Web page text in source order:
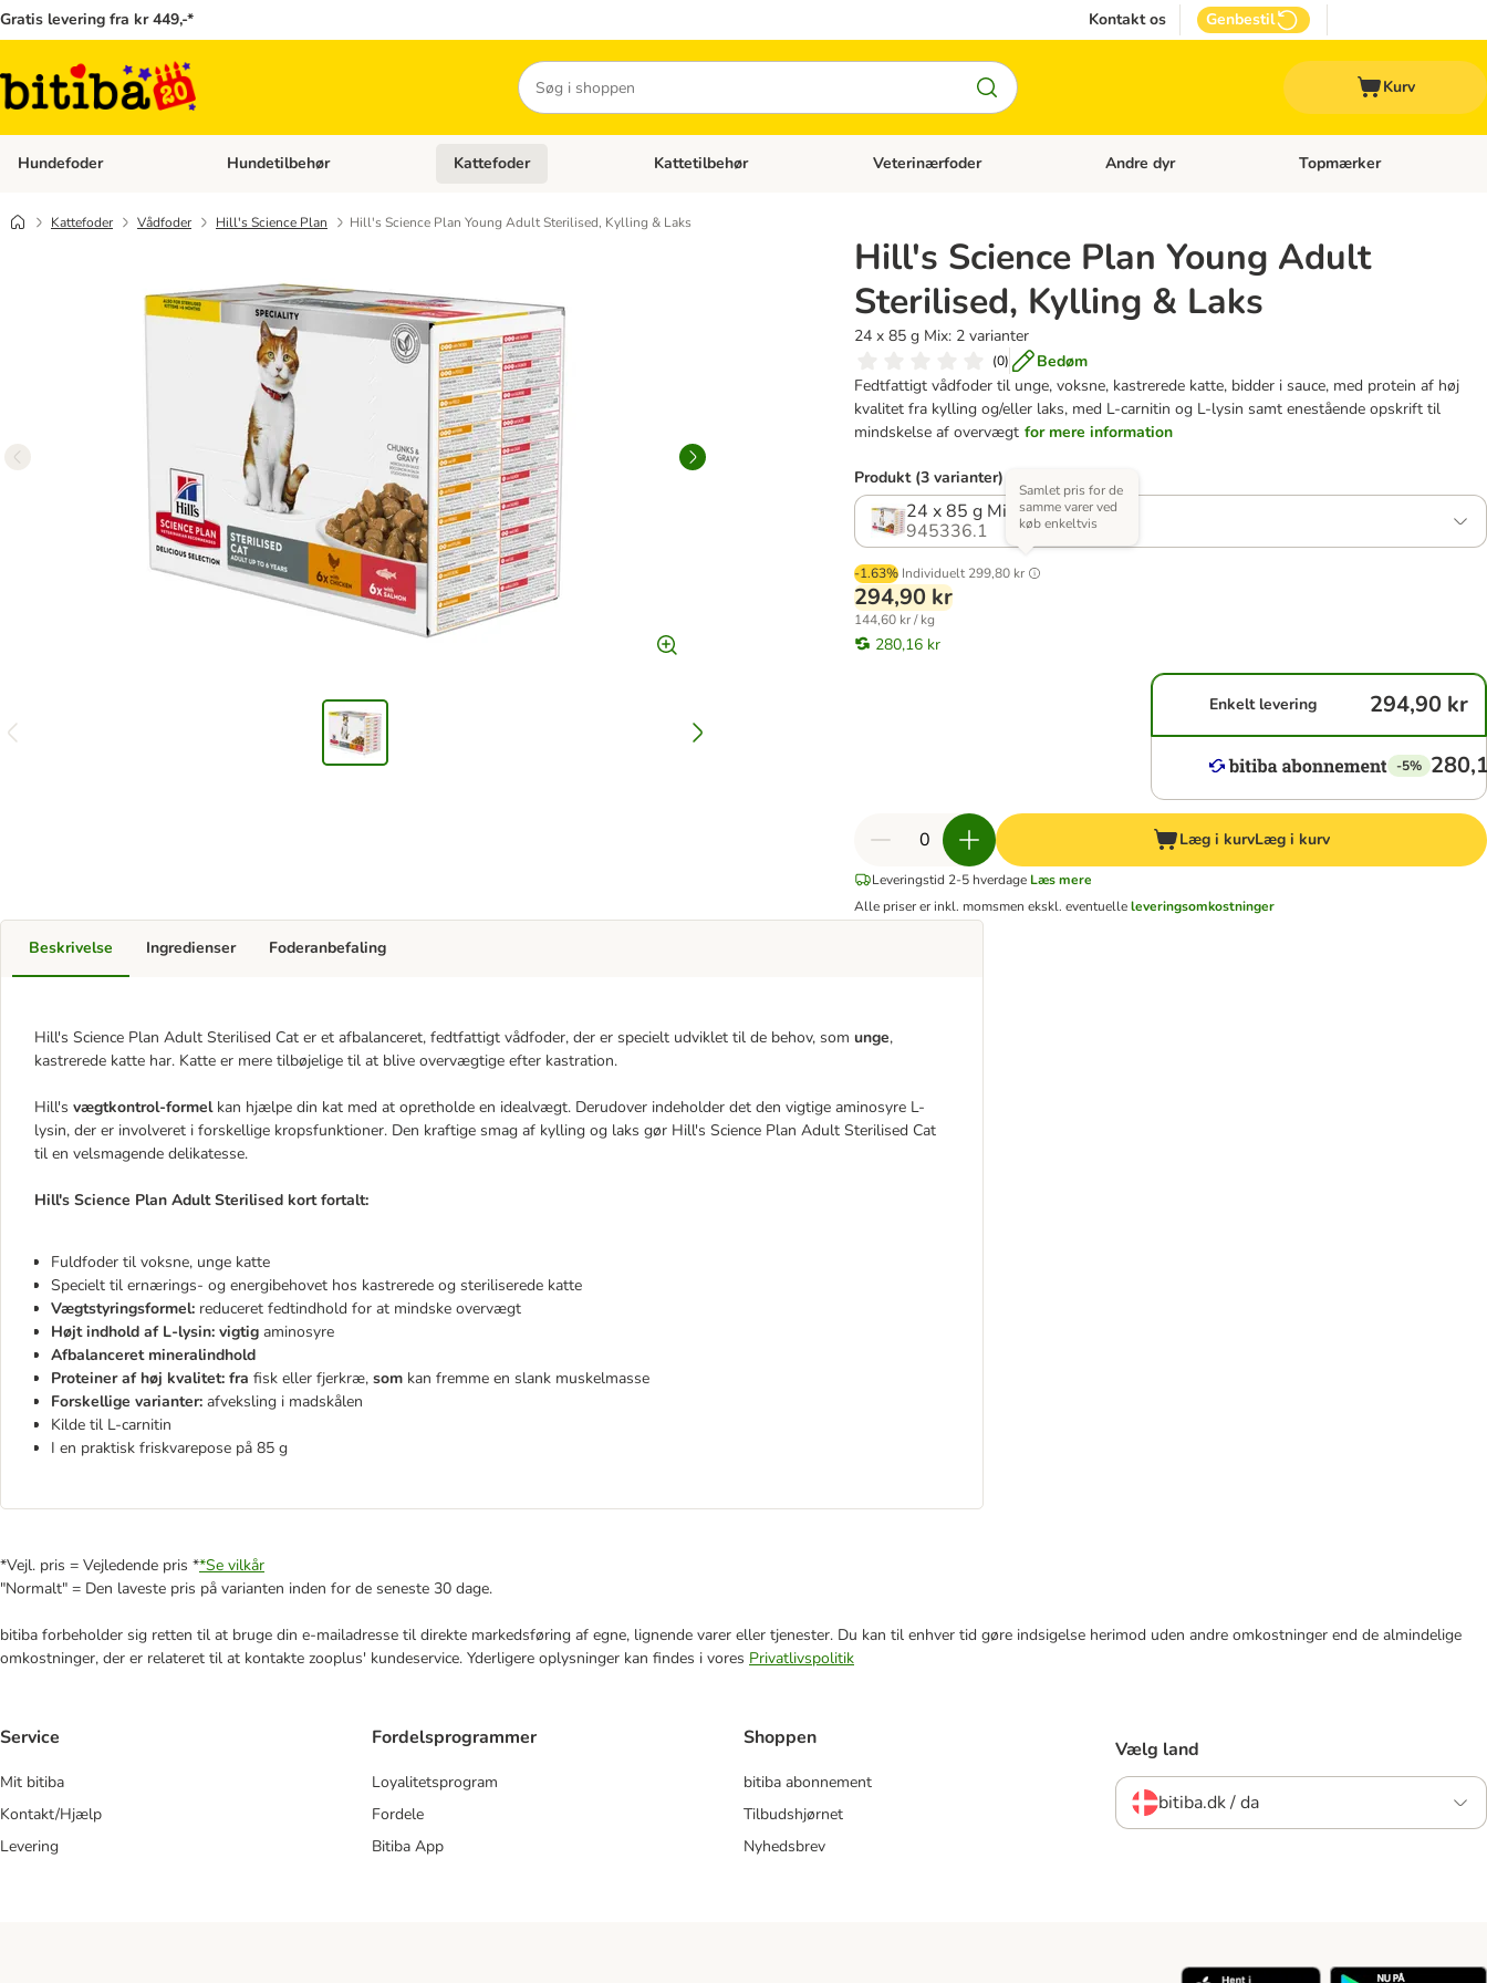
Gratis levering fra kr 449,-* Kontakt os Genbestil
Søg
Kurv
Hundefoder Åben kategori menu: Hundefoder
Hundetilbehør Åben kategori menu: Hundetilbehør
Kattefoder Åben kategori menu: Kattefoder
Kattetilbehør Åben kategori menu: Kattetilbehør
Veterinærfoder Åben kategori menu: Veterinærfoder
Andre dyr Åben kategori menu: Andre
Topmærker
Kattefoder Vådfoder Hill's Science Plan Hill's Science Plan Young Adult Sterilised, Kylling & Laks
Hill's Science Plan Young Adult
Sterilised, Kylling & Laks
24 x 85 g Mix: 2 varianter
(0)
Bedøm
Fedtfattigt vådfoder til unge, voksne, kastrerede katte, bidder i sauce, med protein af høj
kvalitet fra kylling og/eller laks, med L-carnitin og L-lysin samt enestående opskrift til
mindskelse af overvægt for mere information
Produkt (3 varianter)
24 x 85 g Mix: 2 varianter
945336.1
-1.63% Individuelt 299,80 kr
Samlet pris for de
samme varer ved
køb enkeltvis
294,90 kr
144,60 kr / kg
280,16 kr
Enkelt levering 294,90 kr
-5%
Læg i kurvLæg i kurv
Leveringstid 2-5 hverdage Læs mere
Alle priser er inkl. momsmen ekskl. eventuelleleveringsomkostninger
Beskrivelse
Hill's Science Plan Adult Sterilised Cat er et afbalanceret, fedtfattigt vådfoder, der er specielt udviklet til de behov, som unge,
kastrerede katte har. Katte er mere tilbøjelige til at blive overvægtige efter kastration.
Hill's vægtkontrol-formelkan hjælpe din kat med at opretholde en idealvægt. Derudover indeholder det den vigtige aminosyre L-
lysin, der er involveret i forskellige kropsfunktioner. Den kraftige smag af kylling og laks gør Hill's Science Plan Adult Sterilised Cat
til en velsmagende delikatesse.
Hill's Science Plan Adult Sterilised kort fortalt:
Fuldfoder til voksne, unge katte
Specielt til ernærings- og energibehovet hos kastrerede og steriliserede katte
Vægtstyringsformel: reduceret fedtindhold for at mindske overvægt
Højt indhold af L-lysin: vigtig aminosyre
Afbalanceret mineralindhold
Proteiner af høj kvalitet: fra fisk eller fjerkræ, som kan fremme en slank muskelmasse
Forskellige varianter: afveksling i madskålen
Kilde til L-carnitin
I en praktisk friskvarepose på 85 g
Ingredienser Foderanbefaling
*Vejl. pris = Vejledende pris **Se vilkår
"Normalt" = Den laveste pris på varianten inden for de seneste 30 dage.
bitiba forbeholder sig retten til at bruge din e-mailadresse til direkte markedsføring af egne, lignende varer eller tjenester. Du kan til enhver tid gøre indsigelse herimod uden andre omkostninger end de almindelige
omkostninger, der er relateret til at kontakte zooplus' kundeservice. Yderligere oplysninger kan findes i vores Privatlivspolitik
Service
Mit bitiba
Kontakt/Hjælp
Levering
Fordelsprogrammer
Loyalitetsprogram
Fordele
Bitiba App
Shoppen
bitiba abonnement
Tilbudshjørnet
Nyhedsbrev
Vælg land
bitiba.dk / da